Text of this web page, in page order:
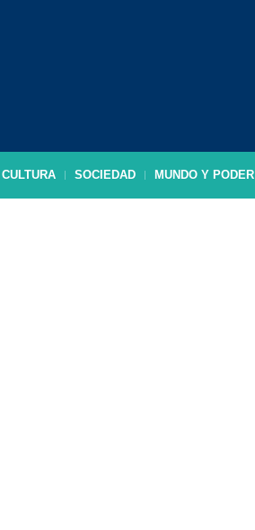
CULTURA SOCIEDAD MUNDO Y PODER